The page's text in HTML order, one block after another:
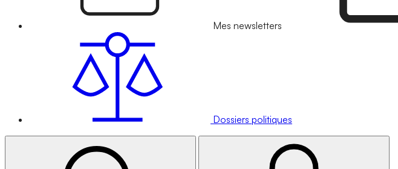
Mes newsletters
Dossiers politiques